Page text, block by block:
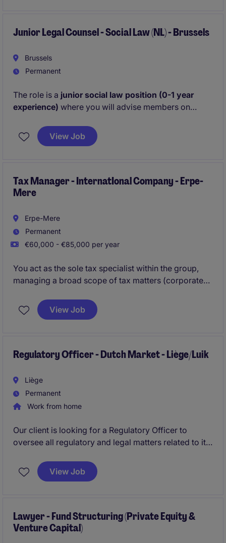
multiple departments including HR, compliance,
Junior Legal Counsel - Social Law (NL) - Brussels
Brussels
Permanent
The role is a junior social law position (0-1 year
experience) where you will advise members on
coached by the Head of Legal acting as your mentor.
View Job
Tax Manager - InternatIonal Company - Erpe-
Mere
Erpe-Mere
Permanent
€60,000 - €85,000 per year
You act as the sole tax specialist within the group,
managing a broad scope of tax matters (corporate
compliance) while supporting both local and
Luxembourg entities. You work closely with internal
across the organization.
View Job
Regulatory Officer - Dutch Market - Liège/Luik
Liège
Permanent
Work from home
Our client is looking for a Regulatory Officer to
oversee all regulatory and legal matters related to its
of contact for Dutch gaming authorities and internal
stakeholders, you will ensure regulatory compliance,
contribute to the continued growth of a highly
dynamic international business.
View Job
Lawyer - Fund Structuring (Private Equity &
Venture Capital)